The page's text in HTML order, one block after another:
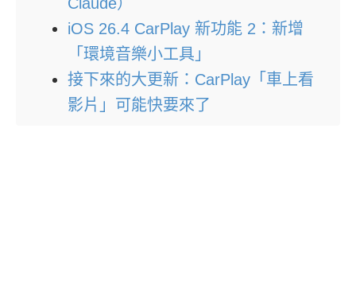
iOS 26.4 CarPlay 新功能 2：新增
「環境音樂小工具」
接下來的大更新：CarPlay「車上看
影片」可能快要來了